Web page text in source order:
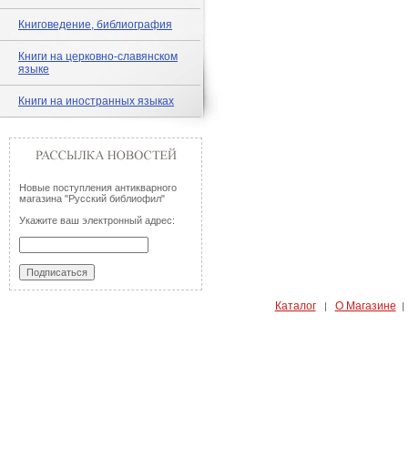
Книговедение, библиография
Книги на церковно-славянском
языке
Книги на иностранных языках
Новые поступления антикварного
магазина "Русский библиофил"
Укажите ваш электронный адрес:
Каталог| О Магазине |